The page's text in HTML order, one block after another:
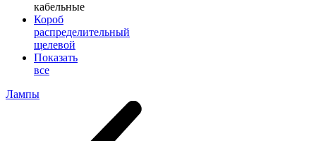
кабельные
Короб
распределительный
щелевой
Показать
все
Лампы